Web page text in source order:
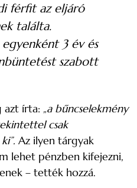
férfit az eljáró
találta.
3 év és
szabott
azt írta: „a bűncselekmény
csak
Az ilyen tárgyak
lehet pénzben kifejezni,
– tették hozzá.